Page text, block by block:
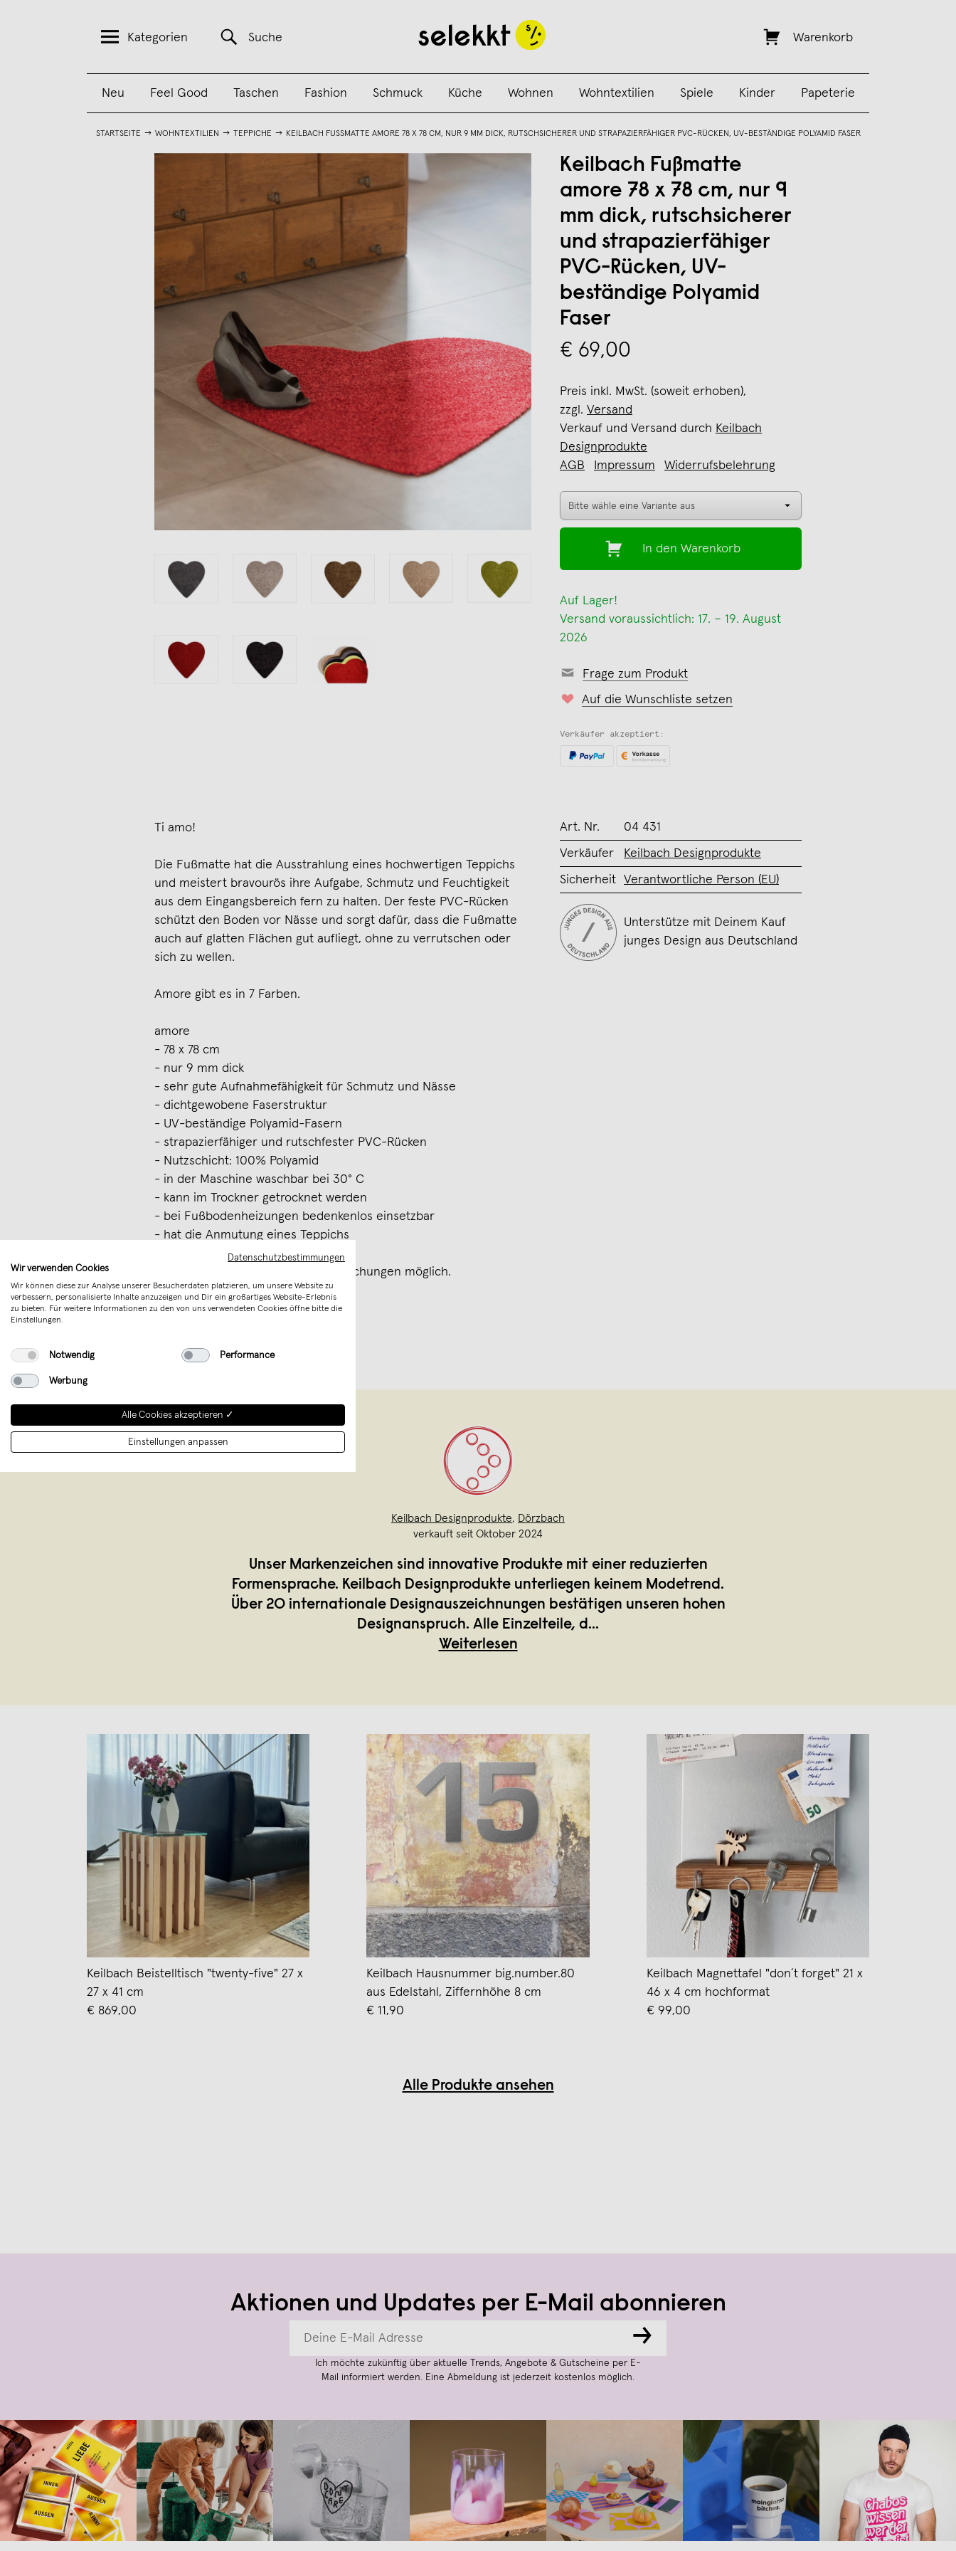
Kategorien Suche Warenkorb
Neu Feel Good Taschen Fashion Schmuck Küche Wohnen Wohntextilien Spiele Kinder Papeterie
STARTSEITE WOHNTEXTILIEN TEPPICHE KEILBACH FUSSMATTE AMORE 78 X 78 CM, NUR 9 MM DICK, RUTSCHSICHERER UND STRAPAZIERFÄHIGER PVC-RÜCKEN, UV-BESTÄNDIGE POLYAMID FASER
Keilbach Fußmatte
amore 78 x 78 cm, nur 9
mm dick, rutschsicherer
und strapazierfähiger
PVC-Rücken, UV-
beständige Polyamid
Faser
€ 69,00
Preis inkl. MwSt. (soweit erhoben),
zzgl. Versand
Verkauf und Versand durch Keilbach
Designprodukte
AGB
Impressum Widerrufsbelehrung
In den Warenkorb
Auf Lager!
Versand voraussichtlich: 17. – 19. August
2026
Frage zum Produkt
Auf die Wunschliste setzen
Verkäufer akzeptiert:
Ti amo!
Die Fußmatte hat die Ausstrahlung eines hochwertigen Teppichs
und meistert bravourös ihre Aufgabe, Schmutz und Feuchtigkeit
aus dem Eingangsbereich fern zu halten. Der feste PVC-Rücken
schützt den Boden vor Nässe und sorgt dafür, dass die Fußmatte
auch auf glatten Flächen gut aufliegt, ohne zu verrutschen oder
sich zu wellen.
Amore gibt es in 7 Farben.
amore
- 78 x 78 cm
- nur 9 mm dick
- sehr gute Aufnahmefähigkeit für Schmutz und Nässe
- dichtgewobene Faserstruktur
- UV-beständige Polyamid-Fasern
- strapazierfähiger und rutschfester PVC-Rücken
- Nutzschicht: 100% Polyamid
- in der Maschine waschbar bei 30° C
- kann im Trockner getrocknet werden
- bei Fußbodenheizungen bedenkenlos einsetzbar
- hat die Anmutung eines Teppichs
Herstellungsbedingt sind Farbabweichungen möglich.
Maßtoleranzen: +/- 1,0 cm
Art. Nr. 04 431
Verkäufer Keilbach Designprodukte
Sicherheit Verantwortliche Person (EU)
Unterstütze mit Deinem Kauf
junges Design aus Deutschland
Keilbach Designprodukte, Dörzbach
verkauft seit Oktober 2024
Unser Markenzeichen sind innovative Produkte mit einer reduzierten
Formensprache. Keilbach Designprodukte unterliegen keinem Modetrend.
Über 20 internationale Designauszeichnungen bestätigen unseren hohen
Designanspruch. Alle Einzelteile, d...
Weiterlesen
Keilbach Beistelltisch "twenty-five" 27 x
27 x 41 cm
€ 869,00
Keilbach Hausnummer big.number.80
aus Edelstahl, Ziffernhöhe 8 cm
€ 11,90
Keilbach Magnettafel "don´t forget" 21 x
46 x 4 cm hochformat
€ 99,00
Alle Produkte ansehen
Aktionen und Updates per E-Mail abonnieren
→
Ich möchte zukünftig über aktuelle Trends, Angebote & Gutscheine per E-
Mail informiert werden. Eine Abmeldung ist jederzeit kostenlos möglich.
Datenschutzbestimmungen
Wir verwenden Cookies
Wir können diese zur Analyse unserer Besucherdaten platzieren, um unsere Website zu
verbessern, personalisierte Inhalte anzuzeigen und Dir ein großartiges Website-Erlebnis
zu bieten. Für weitere Informationen zu den von uns verwendeten Cookies öffne bitte die
Einstellungen.
Notwendig Performance
Werbung
Alle Cookies akzeptieren ✓
Einstellungen anpassen